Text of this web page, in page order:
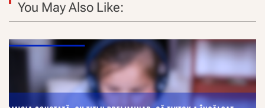
You May Also Like: